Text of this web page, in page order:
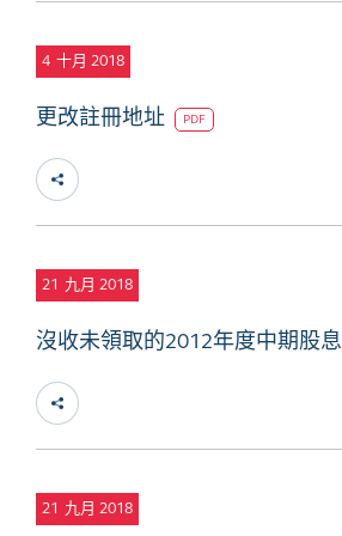
4 十月 2018
更改註冊地址 PDF
21 九月 2018
沒收未領取的2012年度中期股息
21 九月 2018